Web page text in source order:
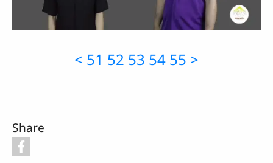
Video
< 51 52 53 54 55 >
Share